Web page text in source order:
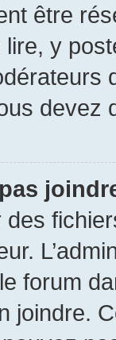
être
y
devez
des
forum
joindre.